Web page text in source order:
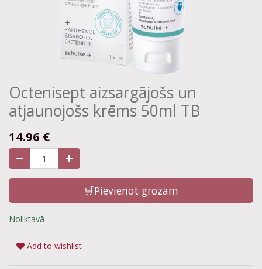
Octenisept aizsargājošs un
atjaunojošs krēms 50ml TB
14.96 €
🛒Pievienot grozam
Noliktavā
Add to wishlist